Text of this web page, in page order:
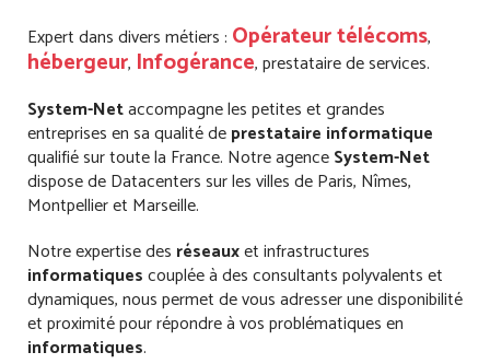
Expert dans divers métiers : Opérateur télécoms,
hébergeur, Infogérance, prestataire de services.
System-Netaccompagne les petites et grandes
entreprises en sa qualité deprestataire informatique
qualifié sur toute la France. Notre agenceSystem-Net
dispose de Datacenters sur les villes de Paris, Nîmes,
Montpellier et Marseille.
Notre expertise des réseauxet infrastructures
informatiquescouplée à des consultants polyvalents et
dynamiques, nous permet de vous adresser une disponibilité
et proximité pour répondre à vos problématiques en
informatiques.